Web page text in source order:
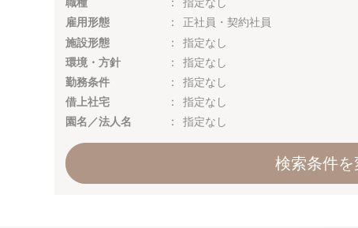
雇用形態
正社員・契約社員
施設形態
指定なし
環境・方針
指定なし
勤務条件
指定なし
借上社宅
指定なし
園名／法人名
指定なし
検索条件を